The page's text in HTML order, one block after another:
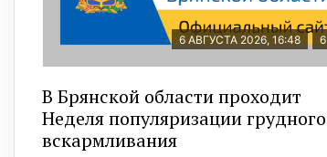
6 АВГУСТА 2026, 16:48 6
В Брянской области проходит
Неделя популяризации грудного
вскармливания